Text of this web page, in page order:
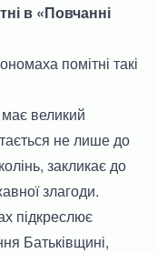
в «Повчанні
помітні такі
великий
не лише до
закликає до
злагоди.
підкреслює
Батьківщині,